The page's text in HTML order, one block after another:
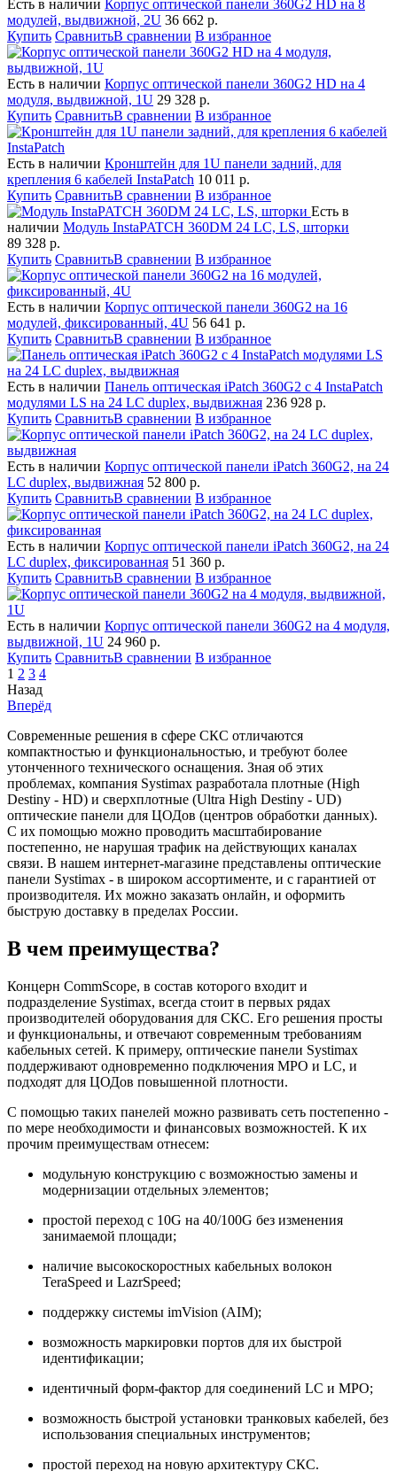
Есть в наличии Корпус оптической панели 360G2 HD на 8
модулей, выдвижной, 2U 36 662 р.
Купить СравнитьВ сравнении В избранное
Есть в наличии Корпус оптической панели 360G2 HD на 4
модуля, выдвижной, 1U 29 328 р.
Купить СравнитьВ сравнении В избранное
Есть в наличии Кронштейн для 1U панели задний, для
крепления 6 кабелей InstaPatch 10 011 р.
Купить СравнитьВ сравнении В избранное
Есть в
наличии Модуль InstaPATCH 360DM 24 LC, LS, шторки
89 328 р.
Купить СравнитьВ сравнении В избранное
Есть в наличии Корпус оптической панели 360G2 на 16
модулей, фиксированный, 4U 56 641 р.
Купить СравнитьВ сравнении В избранное
Есть в наличии Панель оптическая iPatch 360G2 с 4 InstaPatch
модулями LS на 24 LC duplex, выдвижная 236 928 р.
Купить СравнитьВ сравнении В избранное
Есть в наличии Корпус оптической панели iPatch 360G2, на 24
LC duplex, выдвижная 52 800 р.
Купить СравнитьВ сравнении В избранное
Есть в наличии Корпус оптической панели iPatch 360G2, на 24
LC duplex, фиксированная 51 360 р.
Купить СравнитьВ сравнении В избранное
Есть в наличии Корпус оптической панели 360G2 на 4 модуля,
выдвижной, 1U 24 960 р.
Купить СравнитьВ сравнении В избранное
1 2 3 4
Назад
Вперёд
Современные решения в сфере СКС отличаются
компактностью и функциональностью, и требуют более
утонченного технического оснащения. Зная об этих
проблемах, компания Systimax разработала плотные (High
Destiny - HD) и сверхплотные (Ultra High Destiny - UD)
оптические панели для ЦОДов (центров обработки данных).
С их помощью можно проводить масштабирование
постепенно, не нарушая трафик на действующих каналах
связи. В нашем интернет-магазине представлены оптические
панели Systimax - в широком ассортименте, и с гарантией от
производителя. Их можно заказать онлайн, и оформить
быструю доставку в пределах России.
В чем преимущества?
Концерн CommScope, в состав которого входит и
подразделение Systimax, всегда стоит в первых рядах
производителей оборудования для СКС. Его решения просты
и функциональны, и отвечают современным требованиям
кабельных сетей. К примеру, оптические панели Systimax
поддерживают одновременно подключения MPO и LC, и
подходят для ЦОДов повышенной плотности.
С помощью таких панелей можно развивать сеть постепенно -
по мере необходимости и финансовых возможностей. К их
прочим преимуществам отнесем:
модульную конструкцию с возможностью замены и
модернизации отдельных элементов;
простой переход с 10G на 40/100G без изменения
занимаемой площади;
наличие высокоскоростных кабельных волокон
TeraSpeed и LazrSpeed;
поддержку системы imVision (AIM);
возможность маркировки портов для их быстрой
идентификации;
идентичный форм-фактор для соединений LC и MPO;
возможность быстрой установки транковых кабелей, без
использования специальных инструментов;
простой переход на новую архитектуру СКС.